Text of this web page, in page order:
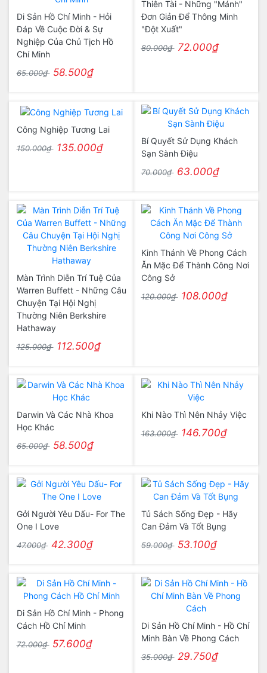
Di Sản Hồ Chí Minh - Hỏi
Đáp Về Cuộc Đời & Sự
Nghiệp Của Chủ Tịch Hồ
Chí Minh
65.000₫ 58.500₫
Thiên Tài - Những "Mánh"
Đơn Giản Để Thông Minh
"Đột Xuất"
80.000₫ 72.000₫
Công Nghiệp Tương Lai
150.000₫ 135.000₫
Bí Quyết Sử Dụng Khách
Sạn Sành Điệu
70.000₫ 63.000₫
Màn Trình Diễn Trí Tuệ Của
Warren Buffett - Những Câu
Chuyện Tại Hội Nghị
Thường Niên Berkshire
Hathaway
125.000₫ 112.500₫
Kinh Thánh Về Phong Cách
Ăn Mặc Để Thành Công Nơi
Công Sở
120.000₫ 108.000₫
Darwin Và Các Nhà Khoa
Học Khác
65.000₫ 58.500₫
Khi Nào Thì Nên Nhảy Việc
163.000₫ 146.700₫
Gởi Người Yêu Dấu- For The
One I Love
47.000₫ 42.300₫
Tủ Sách Sống Đẹp - Hãy
Can Đảm Và Tốt Bụng
59.000₫ 53.100₫
Di Sản Hồ Chí Minh - Phong
Cách Hồ Chí Minh
72.000₫ 57.600₫
Di Sản Hồ Chí Minh - Hồ Chí
Minh Bàn Về Phong Cách
35.000₫ 29.750₫